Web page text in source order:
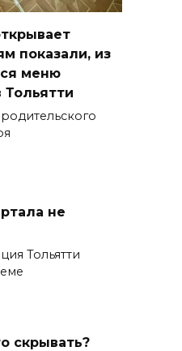
показали, из
меню
не
Тольятти
скрывать?